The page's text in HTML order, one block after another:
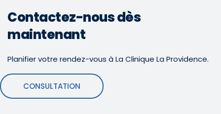
Contactez-nous dès
maintenant
Planifier votre rendez-vous à La Clinique La Providence.
CONSULTATION